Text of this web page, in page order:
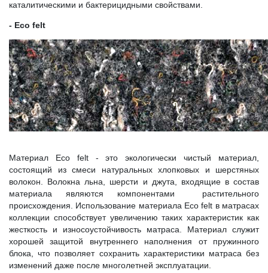
каталитическими и бактерицидными свойствами.
- Eco felt
Материал Eco felt - это экологически чистый материал,
состоящий из смеси натуральных хлопковых и шерстяных
волокон. Волокна льна, шерсти и джута, входящие в состав
материала являются компонентами растительного
происхождения. Использование материала Eco felt в матрасах
коллекции способствует увеличению таких характеристик как
жесткость и износоустойчивость матраса. Материал служит
хорошей защитой внутреннего наполнения от пружинного
блока, что позволяет сохранить характеристики матраса без
изменений даже после многолетней эксплуатации.